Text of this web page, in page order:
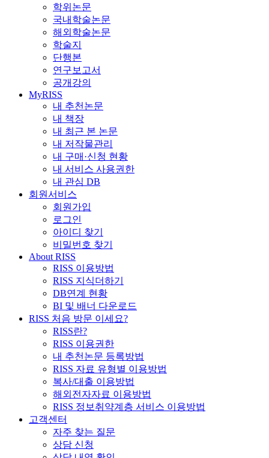
학위논문
국내학술논문
해외학술논문
학술지
단행본
연구보고서
공개강의
MyRISS
내 추천논문
내 책장
내 최근 본 논문
내 저작물관리
내 구매·신청 현황
내 서비스 사용권한
내 관심 DB
회원서비스
회원가입
로그인
아이디 찾기
비밀번호 찾기
About RISS
RISS 이용방법
RISS 지식더하기
DB연계 현황
BI 및 배너 다운로드
RISS 처음 방문 이세요?
RISS란?
RISS 이용권한
내 추천논문 등록방법
RISS 자료 유형별 이용방법
복사/대출 이용방법
해외전자자료 이용방법
RISS 정보취약계층 서비스 이용방법
고객센터
자주 찾는 질문
상담 신청